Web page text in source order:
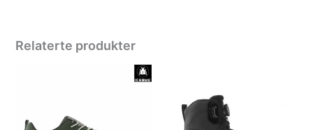
Relaterte produkter